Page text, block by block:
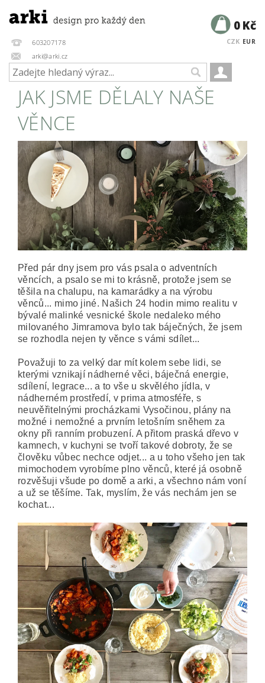
603207178
arki@arki.cz
CZK EUR
0 Kč
JAK JSME DĚLALY NAŠE
VĚNCE
Před pár dny jsem pro vás psala o adventních
věncích, a psalo se mi to krásně, protože jsem se
těšila na chalupu, na kamarádky a na výrobu
věnců... mimo jiné. Našich 24 hodin mimo realitu v
bývalé malinké vesnické škole nedaleko mého
milovaného Jimramova bylo tak báječných, že jsem
se rozhodla nejen ty věnce s vámi sdílet...
Považuji to za velký dar mít kolem sebe lidi, se
kterými vznikají nádherné věci, báječná energie,
sdílení, legrace... a to vše u skvělého jídla, v
nádherném prostředí, v prima atmosféře, s
neuvěřitelnými procházkami Vysočinou, plány na
možné i nemožné a prvním letošním sněhem za
okny při ranním probuzení. A přitom praská dřevo v
kamnech, v kuchyni se tvoří takové dobroty, že se
člověku vůbec nechce odjet... a u toho všeho jen tak
mimochodem vyrobíme plno věnců, které já osobně
rozvěšuji všude po domě a arki, a všechno nám voní
a už se těšíme. Tak, myslím, že vás nechám jen se
kochat...